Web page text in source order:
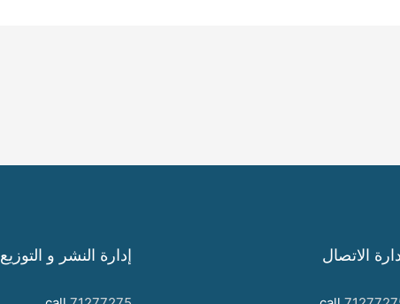
الاتصال إدارة النشر و التوزيع